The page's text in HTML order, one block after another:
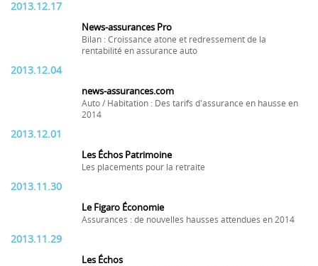
2013.12.17
News-assurances Pro
Bilan : Croissance atone et redressement de la
rentabilité en assurance auto
2013.12.04
news-assurances.com
Auto / Habitation : Des tarifs d'assurance en hausse en
2014
2013.12.01
Les Échos Patrimoine
Les placements pour la retraite
2013.11.30
Le Figaro Économie
Assurances : de nouvelles hausses attendues en 2014
2013.11.29
Les Échos